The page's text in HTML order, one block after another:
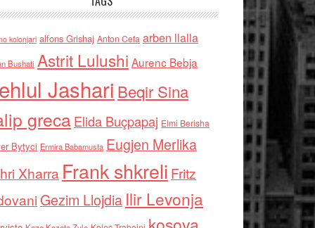
kolonjari alfons Grishaj Anton Cefa arben llalla
Bushati Astrit Lulushi Aurenc Bebja
Jashari Beqir Sina
grecaElida Buçpapaj Elmi Berisha
Bytyci Ermira Babamusta Eugjen Merlika
Xharra Frank shkreli Fritz
Gezim Llojdia Ilir Levonja